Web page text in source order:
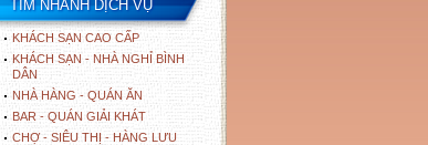
TÌM NHANH DỊCH VỤ
KHÁCH SẠN CAO CẤP
KHÁCH SẠN - NHÀ NGHỈ BÌNH
DÂN
NHÀ HÀNG - QUÁN ĂN
BAR - QUÁN GIẢI KHÁT
CHỢ - SIÊU THỊ - HÀNG LƯU